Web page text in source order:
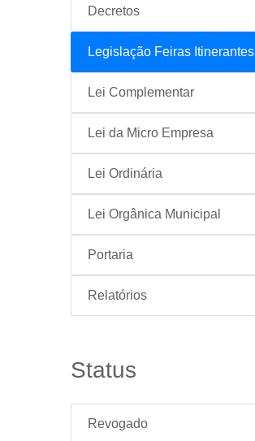
Decretos
Legislação Feiras Itinerantes
Lei Complementar
Lei da Micro Empresa
Lei Ordinária
Lei Orgânica Municipal
Portaria
Relatórios
Status
Revogado